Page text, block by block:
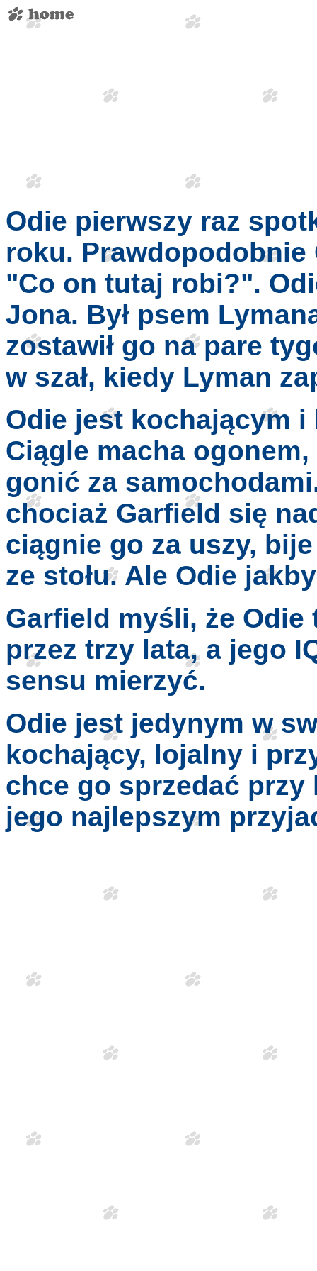
Odie pierwszy raz
roku. Prawdopodobnie
"Co on tutaj robi?".
Jona. Był psem
zostawił go na pare
w szał, kiedy Lyman
Odie jest kochającym
Ciągle macha
gonić za
chociaż Garfield się
ciągnie go za uszy,
ze stołu. Ale Odie
Garfield myśli, że
przez trzy lata, a jego
sensu mierzyć.
Odie jest jedynym w
kochający, lojalny i
chce go sprzedać
jego najlepszym